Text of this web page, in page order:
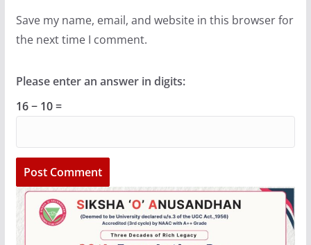
Save my name, email, and website in this browser for
the next time I comment.
Please enter an answer in digits:
16 − 10 =